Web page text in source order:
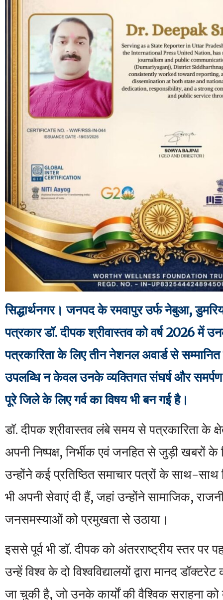
सिद्धार्थनगर। जनपद के रमवापुर उर्फ नेबुआ,
पत्रकार डॉ. दीपक श्रीवास्तव को वर्ष 2026 में
पत्रकारिता के लिए तीन नेशनल अवार्ड से
उपलब्धि न केवल उनके व्यक्तिगत संघर्ष और समर्पण
पूरे जिले के लिए गर्व का विषय भी बन गई है।
डॉ. दीपक श्रीवास्तव लंबे समय से पत्रकारिता के
अपनी निष्पक्ष, निर्भीक एवं जनहित से जुड़ी खबरों
उन्होंने कई प्रतिष्ठित समाचार पत्रों के साथ-साथ
भी अपनी सेवाएं दी हैं, जहां उन्होंने सामाजिक,
जनसमस्याओं को प्रमुखता से उठाया।
इससे पूर्व भी डॉ. दीपक को अंतरराष्ट्रीय स्तर पर
उन्हें विश्व के दो विश्वविद्यालयों द्वारा मानद
जा चुकी है, जो उनके कार्यों की वैश्विक सराहना